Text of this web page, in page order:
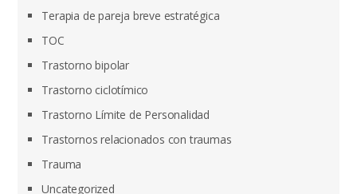
Terapia de pareja breve estratégica
TOC
Trastorno bipolar
Trastorno ciclotímico
Trastorno Límite de Personalidad
Trastornos relacionados con traumas
Trauma
Uncategorized